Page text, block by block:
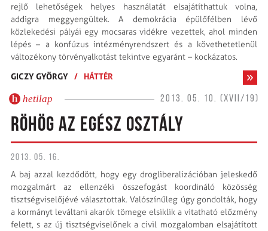
rejlő lehetőségek helyes használatát elsajátíthattuk volna,
addigra meggyengültek. A demokrácia épülőfélben lévő
közlekedési pályái egy mocsaras vidékre vezettek, ahol minden
lépés – a konfúzus intézményrendszert és a követhetetlenül
változékony törvényalkotást tekintve egyaránt – kockázatos.
GICZY GYÖRGY / HÁTTÉR
hetilap 2013. 05. 10. (XVII/19)
RÖHÖG AZ EGÉSZ OSZTÁLY
2013. 05. 16.
A baj azzal kezdődött, hogy egy drogliberalizációban jeleskedő
mozgalmárt az ellenzéki összefogást koordináló közösség
tisztségviselőjévé választottak. Valószínűleg úgy gondolták, hogy
a kormányt leváltani akarók tömege elsiklik a vitatható előzmény
felett, s az új tisztségviselőnek a civil mozgalomban elsajátított